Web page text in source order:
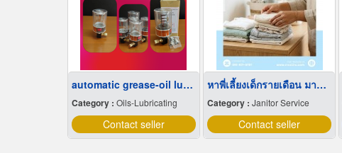
automatic grease-oil lubricator
Category : Oils-Lubricating
Contact seller
หาพี่เลี้ยงเด็กรายเดือน มารยาทดี
Category : Janitor Service
Contact seller